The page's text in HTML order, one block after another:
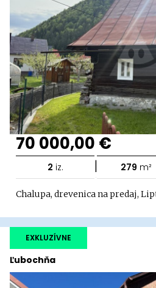
70 000,00 €
2 iz. | 279 m²
Chalupa, drevenica na predaj,
Ľubochňa
EXKLUZÍVNE